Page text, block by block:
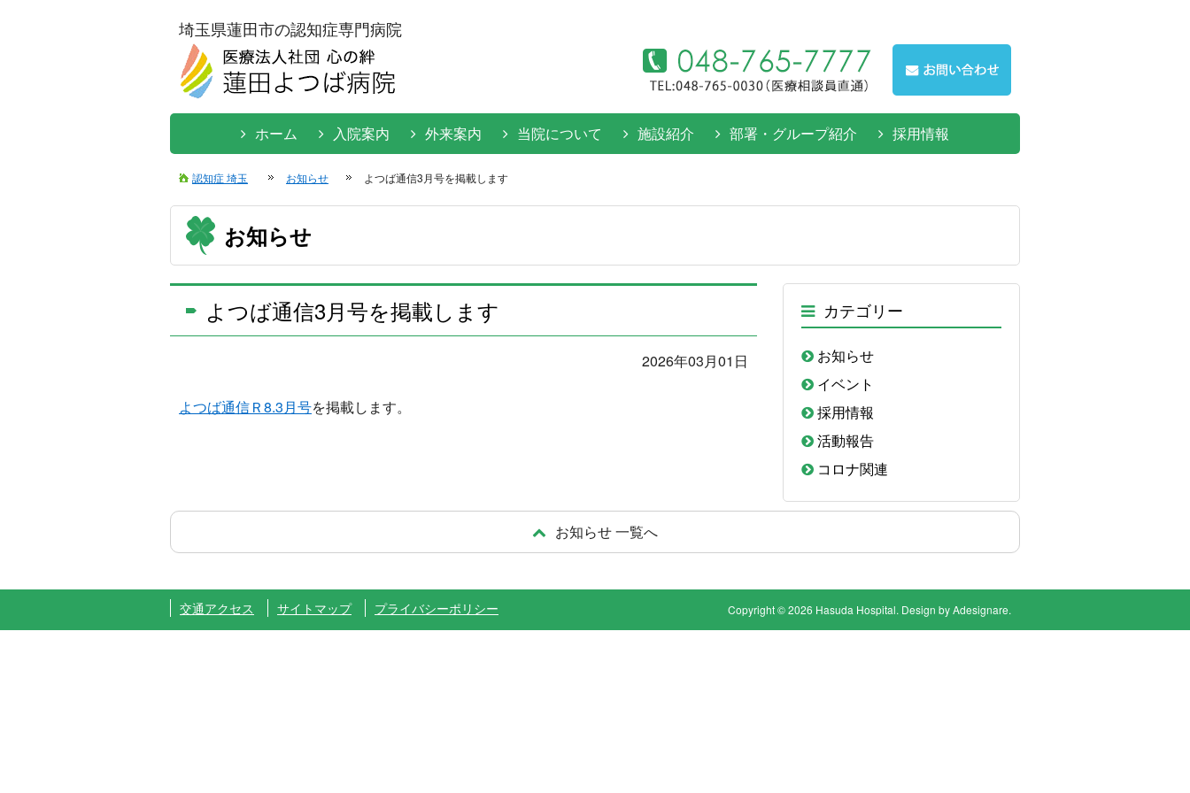
埼玉県蓮田市の認知症専門病院
ホーム 入院案内 外来案内 当院について 施設紹介 部署・グループ紹介 採用情報
認知症 埼玉 お知らせ よつば通信3月号を掲載します
お知らせ
よつば通信3月号を掲載します
2026年03月01日
よつば通信Ｒ8.3月号を掲載します。
カテゴリー
お知らせ
イベント
採用情報
活動報告
コロナ関連
お知らせ 一覧へ
交通アクセス サイトマップ プライバシーポリシー Copyright © 2026 Hasuda Hospital. Design byAdesignare.